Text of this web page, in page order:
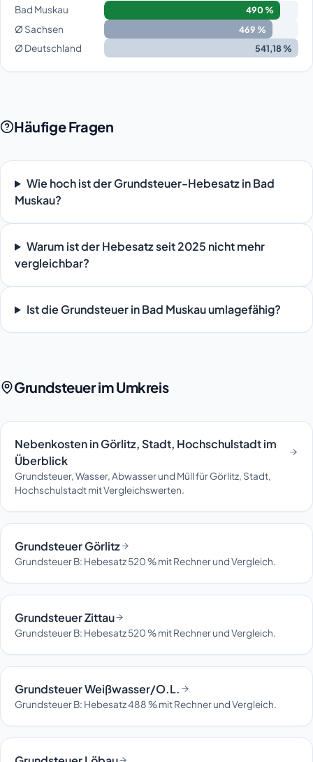
Bad Muskau 490 %
Ø Sachsen 469 %
Ø Deutschland 541,18 %
Häufige Fragen
Wie hoch ist der Grundsteuer-Hebesatz in Bad
Muskau?
Warum ist der Hebesatz seit 2025 nicht mehr
vergleichbar?
Ist die Grundsteuer in Bad Muskau umlagefähig?
Grundsteuer im Umkreis
Nebenkosten in Görlitz, Stadt, Hochschulstadt im
Überblick
Grundsteuer, Wasser, Abwasser und Müll für Görlitz, Stadt,
Hochschulstadt mit Vergleichswerten.
Grundsteuer Görlitz
Grundsteuer B: Hebesatz 520 % mit Rechner und Vergleich.
Grundsteuer Zittau
Grundsteuer B: Hebesatz 520 % mit Rechner und Vergleich.
Grundsteuer Weißwasser/O.L.
Grundsteuer B: Hebesatz 488 % mit Rechner und Vergleich.